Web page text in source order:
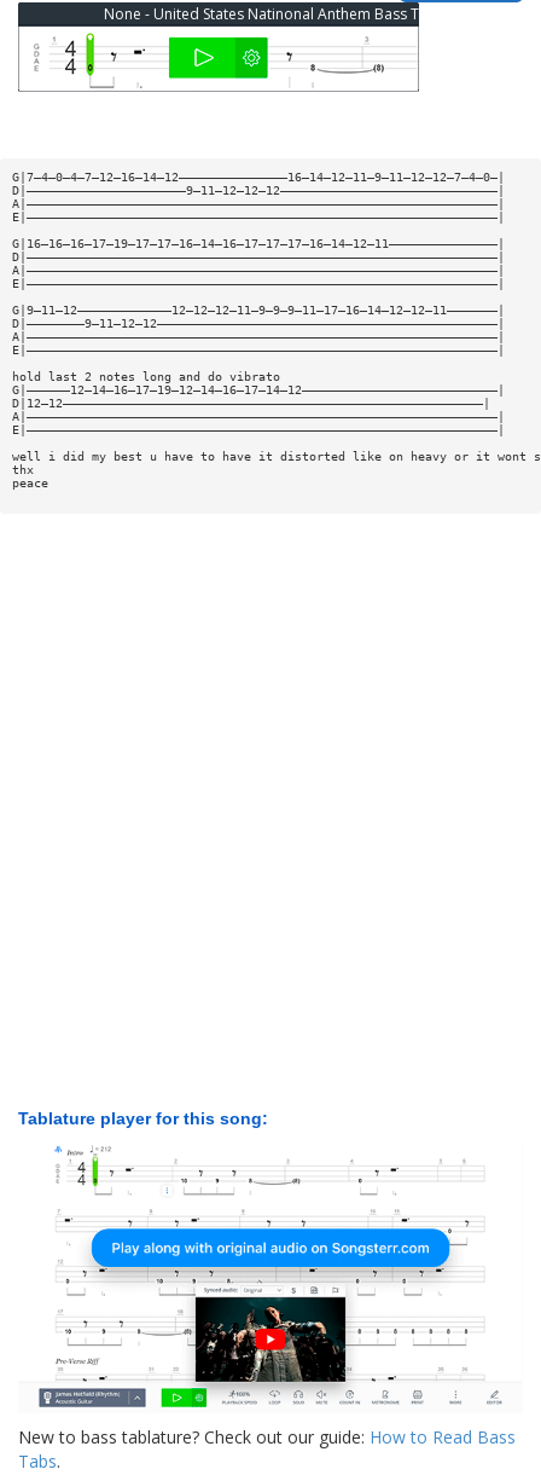
None - United States Natinonal Anthem Bass Tab
G|7—4—0—4—7—12—16—14—12———————————————16—14—12—11—9—11—12—12—7—4—0—|
D|——————————————————————9—11—12—12—12——————————————————————————————|
A|—————————————————————————————————————————————————————————————————|
E|—————————————————————————————————————————————————————————————————|
G|16—16—16—17—19—17—17—16—14—16—17—17—17—16—14—12—11———————————————|
D|—————————————————————————————————————————————————————————————————|
A|—————————————————————————————————————————————————————————————————|
E|—————————————————————————————————————————————————————————————————|
G|9—11—12—————————————12—12—12—11—9—9—9—11—17—16—14—12—12—11———————|
D|————————9—11—12—12———————————————————————————————————————————————|
A|—————————————————————————————————————————————————————————————————|
E|—————————————————————————————————————————————————————————————————|
hold last 2 notes long and do vibrato
G|——————12—14—16—17—19—12—14—16—17—14—12———————————————————————————|
D|12—12——————————————————————————————————————————————————————————|
A|—————————————————————————————————————————————————————————————————|
E|—————————————————————————————————————————————————————————————————|
well i did my best u have to have it distorted like on heavy or it wont
thx
peace
Tablature player for this song:
New to bass tablature? Check out our guide: How to Read Bass
Tabs.